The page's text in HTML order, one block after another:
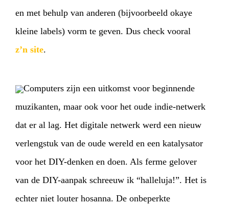
en met behulp van anderen (bijvoorbeeld okaye
kleine labels) vorm te geven. Dus check vooral
z’n site.
Computers zijn een uitkomst voor beginnende
muzikanten, maar ook voor het oude indie-netwerk
dat er al lag. Het digitale netwerk werd een nieuw
verlengstuk van de oude wereld en een katalysator
voor het DIY-denken en doen. Als ferme gelover
van de DIY-aanpak schreeuw ik “halleluja!”. Het is
echter niet louter hosanna. De onbeperkte